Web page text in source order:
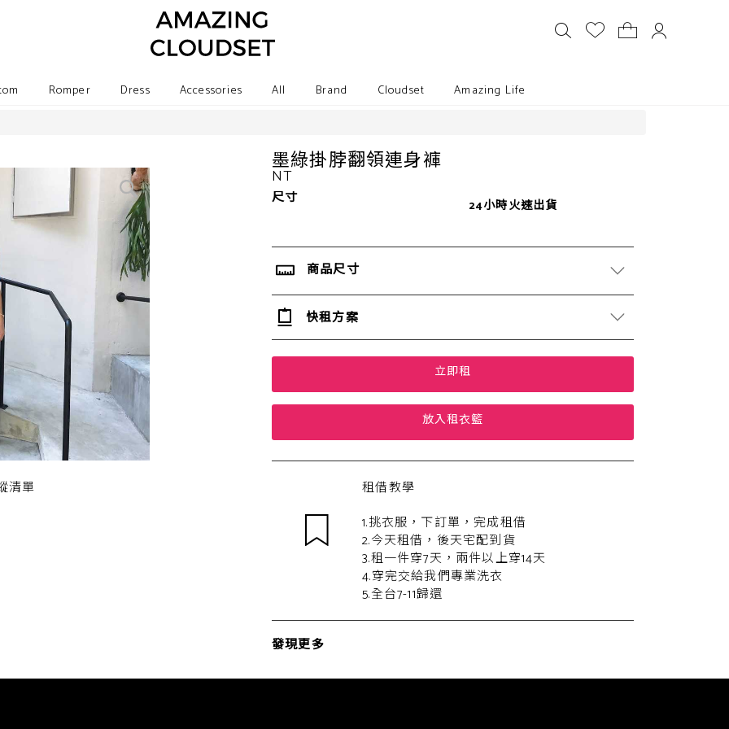
Romper Dress Accessories All Brand Cloudset Amazing Life
清單
墨綠掛脖翻領連身褲
NT
尺寸 24小時火速出貨
商品尺寸
快租方案
立即租
放入租衣籃
租借教學
1.挑衣服，下訂單，完成租借
2.今天租借，後天宅配到貨
3.租一件穿7天，兩件以上穿14天
4.穿完交給我們專業洗衣
5.全台7-11歸還
發現更多